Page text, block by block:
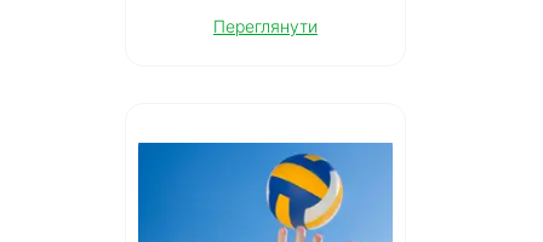
Переглянути